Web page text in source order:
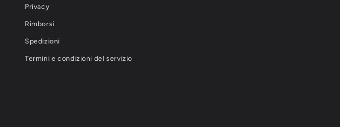
Privacy
Rimborsi
Spedizioni
Termini e condizioni del servizio